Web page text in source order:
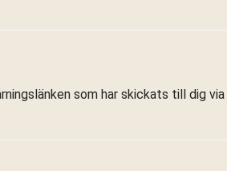
som har skickats till dig via